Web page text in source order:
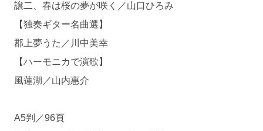
譲二、春は桜の夢が咲く／山口ひろみ
【独奏ギター名曲選】
郡上夢うた／川中美幸
【ハーモニカで演歌】
風蓮湖／山内惠介
A5判／96頁